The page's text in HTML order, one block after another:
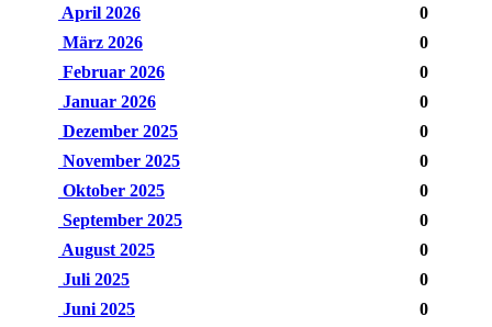
April 2026
0
März 2026
0
Februar 2026
0
Januar 2026
0
Dezember 2025
0
November 2025
0
Oktober 2025
0
September 2025
0
August 2025
0
Juli 2025
0
Juni 2025
0